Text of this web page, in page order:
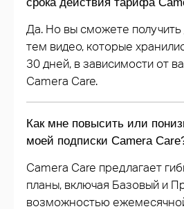
срока действия тарифа
Да. Но вы сможете получить
тем видео, которые
30 дней, в зависимости от
Camera Care.
Как мне повысить или
моей подписки Camera
Camera Care предлагает
планы, включая Базовый и
возможностью